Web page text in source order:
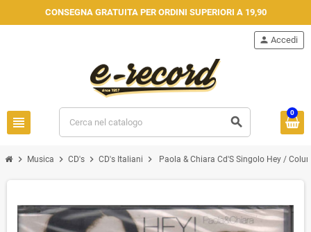
CONSEGNA GRATUITA PER ORDINI SUPERIORI A 19,90
view_headline search
person Accedi
0
chevron_right Musica chevron_right CD's chevron_right CD's Italiani chevron_right Paola & Chiara Cd'S Singolo Hey /